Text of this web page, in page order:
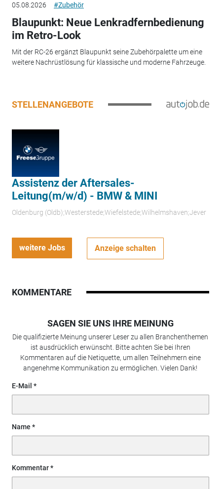
05.08.2026 #Zubehör
Blaupunkt: Neue Lenkradfernbedienung
im Retro-Look
Mit der RC-26 ergänzt Blaupunkt seine Zubehörpalette um eine
weitere Nachrüstlösung für klassische und moderne Fahrzeuge.
STELLENANGEBOTE
Assistenz der Aftersales-
Leitung(m/w/d) - BMW & MINI
Oldenburg (Oldb);Westerstede;Wiefelstede;Wilhelmshaven;Jever
weitere Jobs Anzeige schalten
KOMMENTARE
SAGEN SIE UNS IHRE MEINUNG
Die qualifizierte Meinung unserer Leser zu allen Branchenthemen
ist ausdrücklich erwünscht. Bitte achten Sie bei Ihren
Kommentaren auf die Netiquette, um allen Teilnehmern eine
angenehme Kommunikation zu ermöglichen. Vielen Dank!
E-Mail
Name
Kommentar